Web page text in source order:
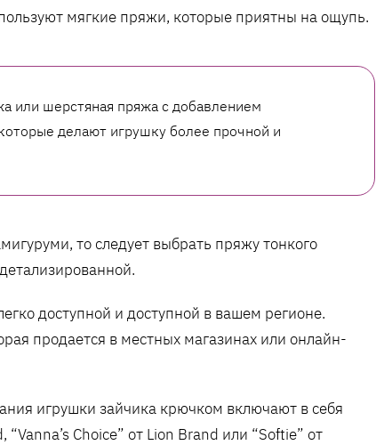
мягкие пряжи, которые приятны на ощупь.
или шерстяная пряжа с добавлением
делают игрушку более прочной и
то следует выбрать пряжу тонкого
доступной и доступной в вашем регионе.
продается в местных магазинах или онлайн-
игрушки зайчика крючком включают в себя
Choice” от Lion Brand или “Softie” от